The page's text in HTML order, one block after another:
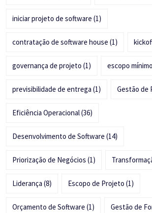
iniciar projeto de software (1)
contratação de software house (1)
governança de projeto (1) escopo
previsibilidade de entrega (1) Gestão de
Eficiência Operacional(36)
Desenvolvimento de Software (14)
Priorização de Negócios (1)
Liderança (8) Escopo de Projeto (1)
Orçamento de Software (1) Gestão de